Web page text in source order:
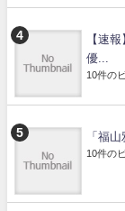
【速
優...
10件の
「福
10件の